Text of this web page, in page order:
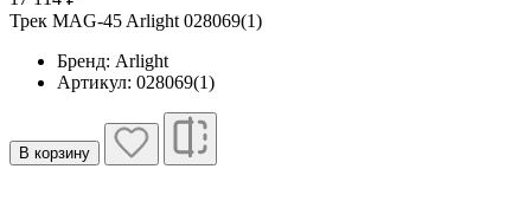
Трек MAG-45 Arlight 028069(1)
Бренд: Arlight
Артикул: 028069(1)
В корзину